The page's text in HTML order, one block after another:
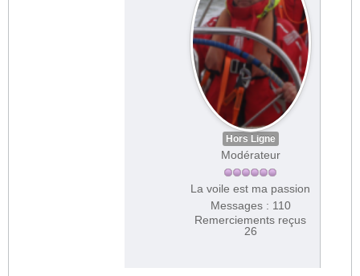
Hors Ligne
Modérateur
La voile est ma passion
Messages : 110
Remerciements reçus
26